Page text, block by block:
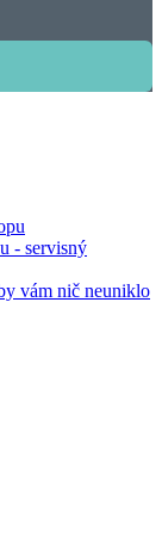
- servisný
vám nič neuniklo